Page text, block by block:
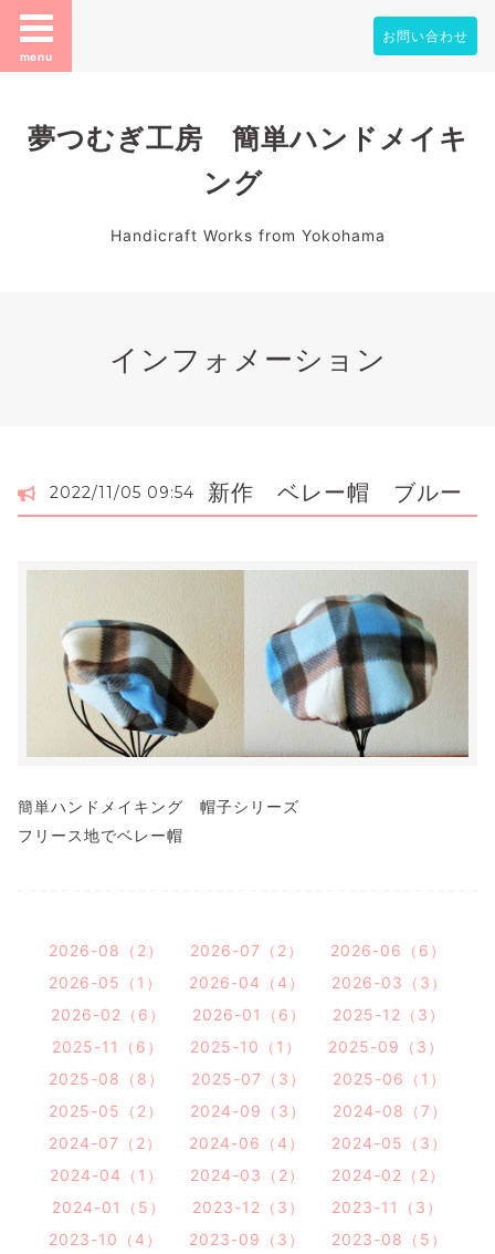
menu
お問い合わせ
夢つむぎ工房 簡単ハンドメイキ
ング
Handicraft Works from Yokohama
インフォメーション
2022/11/05 09:54 新作 ベレー帽 ブルー
簡単ハンドメイキング 帽子シリーズ
フリース地でベレー帽
2026-08（2） 2026-07（2）
2026-06（6）
2026-05（1）
2026-04（4）
2026-03（3）
2026-02（6）
2026-01（6）
2025-12（3）
2025-11（6）
2025-10（1）
2025-09（3）
2025-08（8）
2025-07（3）
2025-06（1）
2025-05（2）
2024-09（3）
2024-08（7）
2024-07（2）
2024-06（4）
2024-05（3）
2024-04（1）
2024-03（2）
2024-02（2）
2024-01（5）
2023-12（3）
2023-11（3）
2023-10（4）
2023-09（3）
2023-08（5）